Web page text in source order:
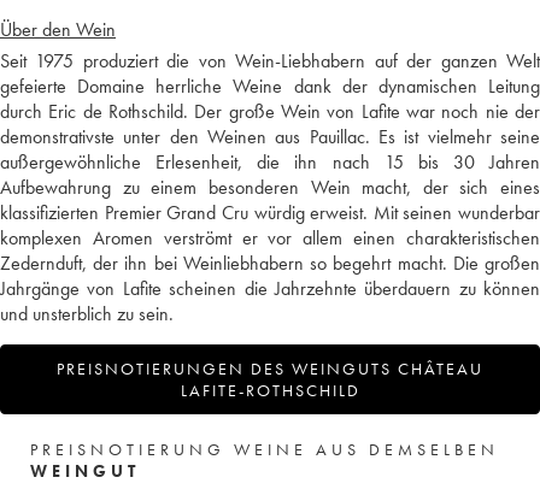
Über den Wein
Seit 1975 produziert die von Wein-Liebhabern auf der ganzen Welt
gefeierte Domaine herrliche Weine dank der dynamischen Leitung
durch Eric de Rothschild. Der große Wein von Lafite war noch nie der
demonstrativste unter den Weinen aus Pauillac. Es ist vielmehr seine
außergewöhnliche Erlesenheit, die ihn nach 15 bis 30 Jahren
Aufbewahrung zu einem besonderen Wein macht, der sich eines
klassifizierten Premier Grand Cru würdig erweist. Mit seinen wunderbar
komplexen Aromen verströmt er vor allem einen charakteristischen
Zedernduft, der ihn bei Weinliebhabern so begehrt macht. Die großen
Jahrgänge von Lafite scheinen die Jahrzehnte überdauern zu können
und unsterblich zu sein.
PREISNOTIERUNGEN DES WEINGUTS CHÂTEAU
LAFITE-ROTHSCHILD
PREISNOTIERUNG WEINE AUS DEMSELBEN
WEINGUT